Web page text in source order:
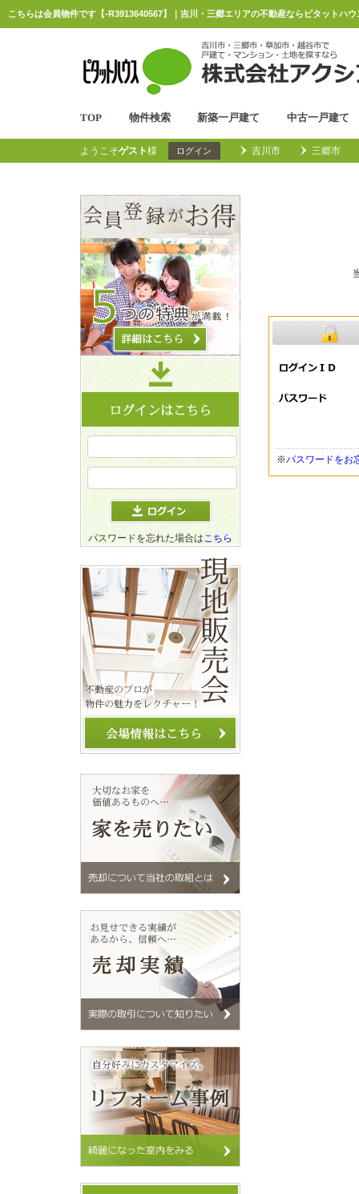
こちらは会員物件です【-R3913640567】｜吉川・三郷エリアの不動産ならピタットハ
TOP 物件検索 新築一戸建て 中古一戸建て
ようこそゲスト様 ログイン 吉川市 三郷市
※パスワードをお
パスワードを忘れた場合はこちら